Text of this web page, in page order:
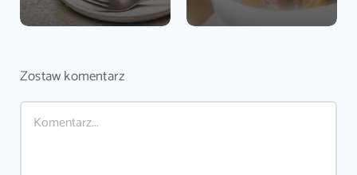
Zostaw komentarz
Comment